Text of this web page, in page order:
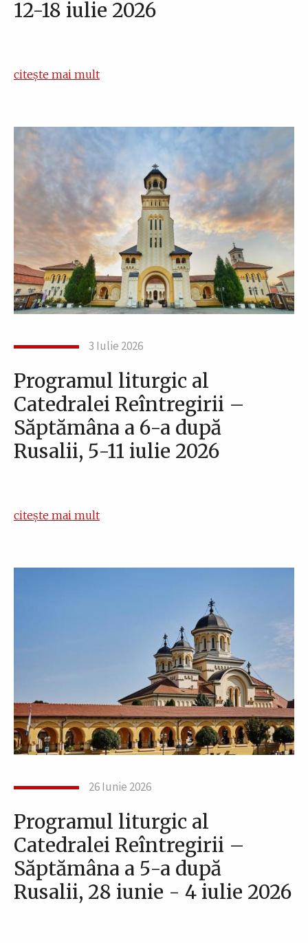
12-18 iulie 2026
citește mai mult
3 Iulie 2026
Programul liturgic al
Catedralei Reîntregirii –
Săptămâna a 6-a după
Rusalii, 5-11 iulie 2026
citește mai mult
26 Iunie 2026
Programul liturgic al
Catedralei Reîntregirii –
Săptămâna a 5-a după
Rusalii, 28 iunie - 4 iulie 2026